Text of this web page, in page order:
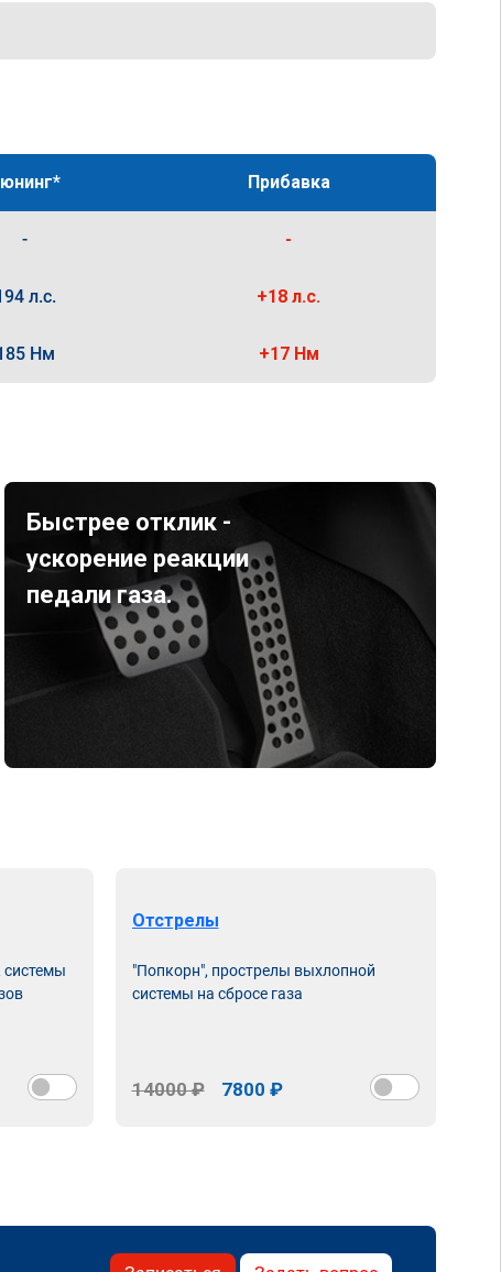
Прибавка
- -
л.с. +18 л.с.
Нм +17 Нм
Быстрее отклик -
ускорение реакции
педали газа.
системы
Отстрелы
"Попкорн", прострелы выхлопной
системы на сбросе газа
14000 ₽ 7800 ₽